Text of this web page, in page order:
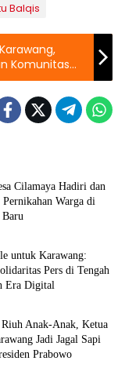
Balqis
Komunitas
Cilamaya Hadiri dan
Pernikahan Warga di
Baru
untuk Karawang:
Pers di Tengah
Era Digital
Anak-Anak, Ketua
Jadi Jagal Sapi
Prabowo